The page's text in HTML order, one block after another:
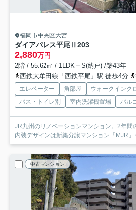
福岡市中央区大宮
ダイアパレス平尾Ⅱ 203
2,880万円
2階 / 55.62㎡ / 1LDK＋S(納戸) /築43年
西鉄大牟田線「西鉄平尾」駅 徒歩4分
エレベーター 角部屋
ウォークインク
バス・トイレ別
室内洗濯機置場 バル
JR九州のリノベーションマンション。2年間
内装デザインは新築分譲マンション「MJR」
中古マンション